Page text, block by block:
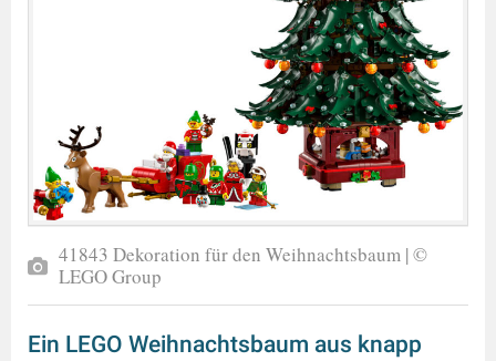
41843 Dekoration für den Weihnachtsbaum | ©
LEGO Group
Ein LEGO Weihnachtsbaum aus knapp